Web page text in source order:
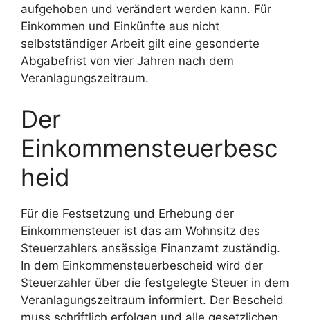
aufgehoben und verändert werden kann. Für
Einkommen und Einkünfte aus nicht
selbstständiger Arbeit gilt eine gesonderte
Abgabefrist von vier Jahren nach dem
Veranlagungszeitraum.
Der
Einkommensteuerbesc
heid
Für die Festsetzung und Erhebung der
Einkommensteuer ist das am Wohnsitz des
Steuerzahlers ansässige Finanzamt zuständig.
In dem Einkommensteuerbescheid wird der
Steuerzahler über die festgelegte Steuer in dem
Veranlagungszeitraum informiert. Der Bescheid
muss schriftlich erfolgen und alle gesetzlichen